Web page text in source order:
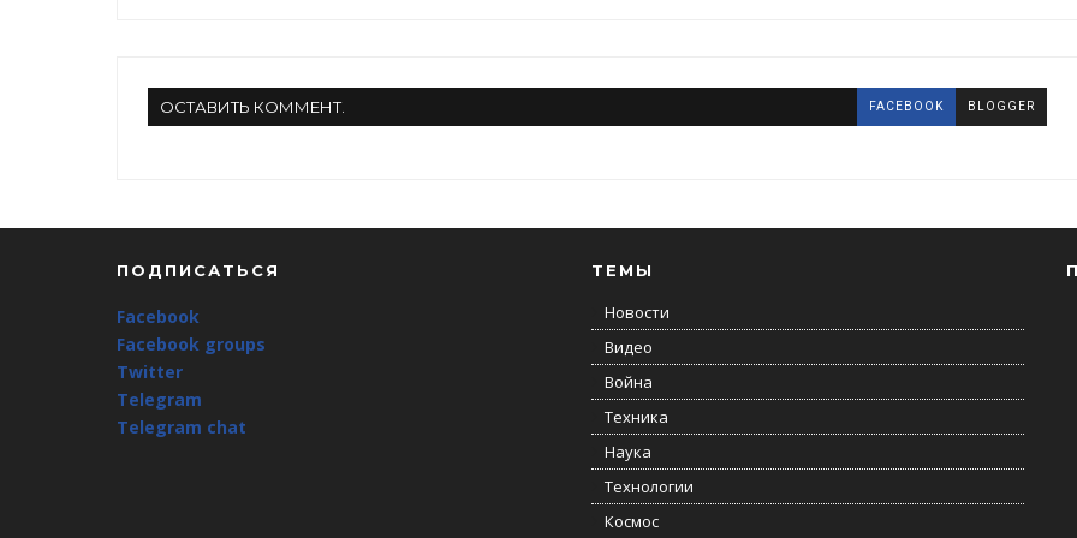
ОСТАВИТЬ КОММЕНТ. FACEBOOK BLOGGER
ПОДПИСАТЬСЯ
Facebook
Facebook groups
Twitter
Telegram
Telegram chat
ТЕМЫ
Новости
Видео
Война
Техника
Наука
Технологии
Космос